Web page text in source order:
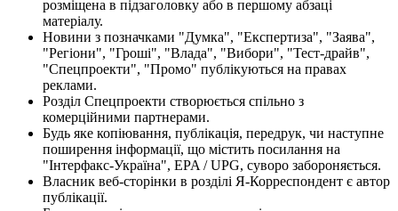
розміщена в підзаголовку або в першому абзаці
матеріалу.
Новини з позначками "Думка", "Експертиза", "Заява",
"Регіони", "Гроші", "Влада", "Вибори", "Тест-драйв",
"Спецпроекти", "Промо" публікуються на правах
реклами.
Розділ Спецпроекти створюється спільно з
комерційними партнерами.
Будь яке копіювання, публікація, передрук, чи наступне
поширення інформації, що містить посилання на
"Інтерфакс-Україна", EPA / UPG, суворо забороняється.
Власник веб-сторінки в розділі Я-Корреспондент є автор
публікації.